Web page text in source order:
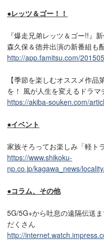
●レッツ＆ゴー！！
『爆走兄弟レッツ＆ゴー!!』
森久保＆徳井出演の新番組も
http://app.famitsu.com/
【季節を楽しむオススメ作
を！ 風が人生を変えるドラマ
https://akiba-souken.com/
●イベント
家族そろってお楽しみ「軽ト
https://www.shikoku-
np.co.jp/kagawa_news/
●コラム、その他
5G/5G+から吐息の遠隔伝送
だくさん
http://